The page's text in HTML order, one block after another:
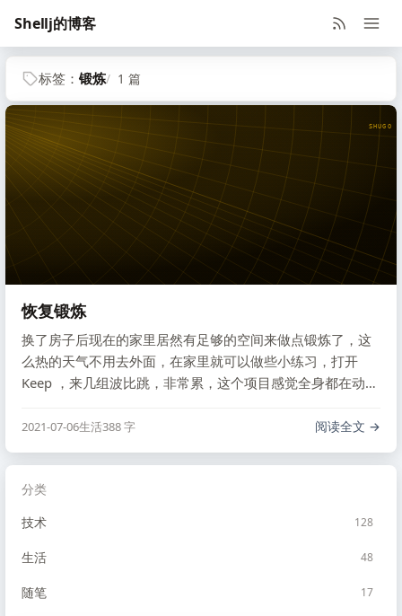
Shellj的博客
分类
技术
128
生活 48
随笔 17
标签： 锻炼 1 篇
SHUGO
恢复锻炼
换了房子后现在的家里居然有足够的空间来做点锻炼了，这
么热的天气不用去外面，在家里就可以做些小练习，打开
Keep ，来几组波比跳，非常累，这个项目感觉全身都在动，
快有点收不回去了。
2021-07-06生活388 字 阅读全文